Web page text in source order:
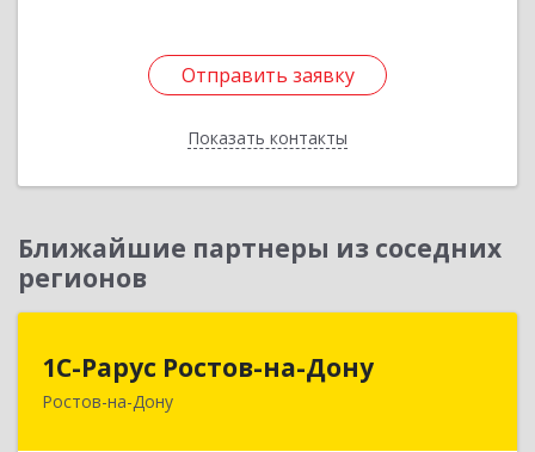
Отправить заявку
Показать контакты
Отправить заявку
Назад
Ближайшие партнеры из соседних
регионов
1С-Рарус Ростов-на-Дону
Ростов-на-Дону
344002, Ростовская обл, г.о. город Ростов-на-